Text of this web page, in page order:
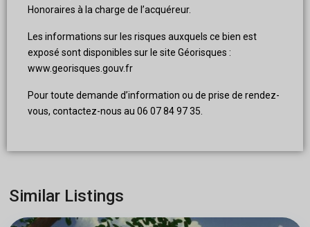
Honoraires à la charge de l’acquéreur.
Les informations sur les risques auxquels ce bien est
exposé sont disponibles sur le site Géorisques :
www.georisques.gouv.fr
Pour toute demande d’information ou de prise de rendez-
vous, contactez-nous au 06 07 84 97 35.
Similar Listings